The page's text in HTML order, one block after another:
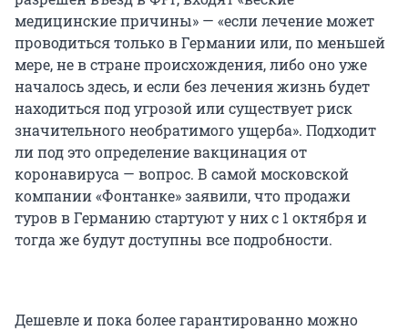
медицинские причины» — «если лечение может
проводиться только в Германии или, по меньшей
мере, не в стране происхождения, либо оно уже
началось здесь, и если без лечения жизнь будет
находиться под угрозой или существует риск
значительного необратимого ущерба». Подходит
ли под это определение вакцинация от
коронавируса — вопрос. В самой московской
компании «Фонтанке» заявили, что продажи
туров в Германию стартуют у них с 1 октября и
тогда же будут доступны все подробности.
Дешевле и пока более гарантированно можно